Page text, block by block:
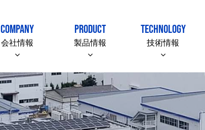
COMPANY
会社情報
PRODUCT
製品情報
TECHNOLOGY
技術情報